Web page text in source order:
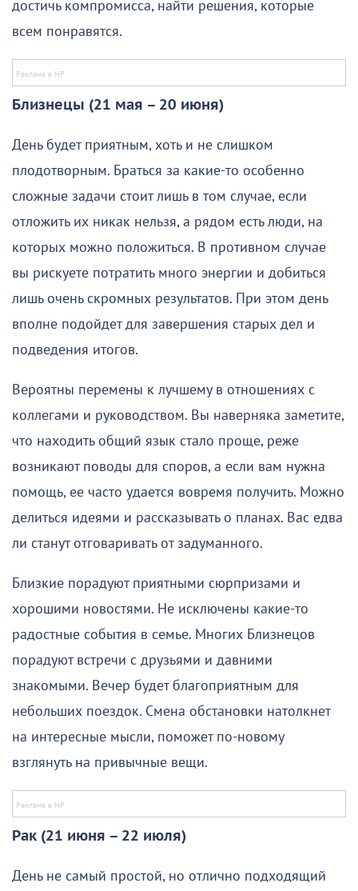
достичь компромисса, найти решения, которые
всем понравятся.
Близнецы (21 мая – 20 июня)
День будет приятным, хоть и не слишком
плодотворным. Браться за какие-то особенно
сложные задачи стоит лишь в том случае, если
отложить их никак нельзя, а рядом есть люди, на
которых можно положиться. В противном случае
вы рискуете потратить много энергии и добиться
лишь очень скромных результатов. При этом день
вполне подойдет для завершения старых дел и
подведения итогов.
Вероятны перемены к лучшему в отношениях с
коллегами и руководством. Вы наверняка заметите,
что находить общий язык стало проще, реже
возникают поводы для споров, а если вам нужна
помощь, ее часто удается вовремя получить. Можно
делиться идеями и рассказывать о планах. Вас едва
ли станут отговаривать от задуманного.
Близкие порадуют приятными сюрпризами и
хорошими новостями. Не исключены какие-то
радостные события в семье. Многих Близнецов
порадуют встречи с друзьями и давними
знакомыми. Вечер будет благоприятным для
небольших поездок. Смена обстановки натолкнет
на интересные мысли, поможет по-новому
взглянуть на привычные вещи.
Рак (21 июня – 22 июля)
День не самый простой, но отлично подходящий